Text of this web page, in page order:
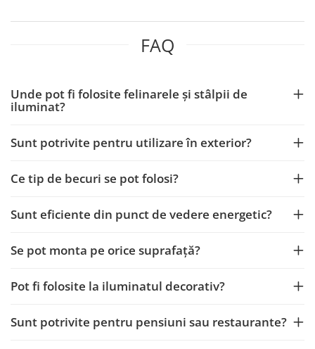
Accesorii pentru faianta, gresie si
Accesorii polizare si slefuire
Accesorii vopsire si tencuire
Benzi
Becuri
Sanitare
Scule, unelte si masini
Sfoara si franghii
prindere
FAQ
Unde pot fi folosite felinarele și stâlpii de
iluminat?
Sunt potrivite pentru utilizare în exterior?
Ce tip de becuri se pot folosi?
Sunt eficiente din punct de vedere energetic?
Se pot monta pe orice suprafață?
Pot fi folosite la iluminatul decorativ?
Sunt potrivite pentru pensiuni sau restaurante?